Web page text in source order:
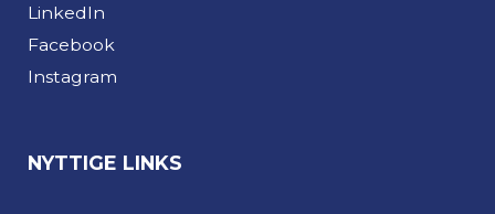
LinkedIn
Facebook
Instagram
NYTTIGE LINKS